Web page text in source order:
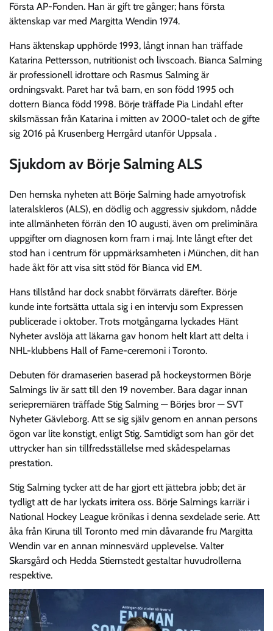
Första AP-Fonden. Han är gift tre gånger; hans första
äktenskap var med Margitta Wendin 1974.
Hans äktenskap upphörde 1993, långt innan han träffade
Katarina Pettersson, nutritionist och livscoach. Bianca Salming
är professionell idrottare och Rasmus Salming är
ordningsvakt. Paret har två barn, en son född 1995 och
dottern Bianca född 1998. Börje träffade Pia Lindahl efter
skilsmässan från Katarina i mitten av 2000-talet och de gifte
sig 2016 på Krusenberg Herrgård utanför Uppsala .
Sjukdom av Börje Salming ALS
Den hemska nyheten att Börje Salming hade amyotrofisk
lateralskleros (ALS), en dödlig och aggressiv sjukdom, nådde
inte allmänheten förrän den 10 augusti, även om preliminära
uppgifter om diagnosen kom fram i maj. Inte långt efter det
stod han i centrum för uppmärksamheten i München, dit han
hade åkt för att visa sitt stöd för Bianca vid EM.
Hans tillstånd har dock snabbt förvärrats därefter. Börje
kunde inte fortsätta uttala sig i en intervju som Expressen
publicerade i oktober. Trots motgångarna lyckades Hänt
Nyheter avslöja att läkarna gav honom helt klart att delta i
NHL-klubbens Hall of Fame-ceremoni i Toronto.
Debuten för dramaserien baserad på hockeystormen Börje
Salmings liv är satt till den 19 november. Bara dagar innan
seriepremiären träffade Stig Salming — Börjes bror — SVT
Nyheter Gävleborg. Att se sig själv genom en annan persons
ögon var lite konstigt, enligt Stig. Samtidigt som han gör det
uttrycker han sin tillfredsställelse med skådespelarnas
prestation.
Stig Salming tycker att de har gjort ett jättebra jobb; det är
tydligt att de har lyckats irritera oss. Börje Salmings karriär i
National Hockey League krönikas i denna sexdelade serie. Att
åka från Kiruna till Toronto med min dåvarande fru Margitta
Wendin var en annan minnesvärd upplevelse. Valter
Skarsgård och Hedda Stiernstedt gestaltar huvudrollerna
respektive.